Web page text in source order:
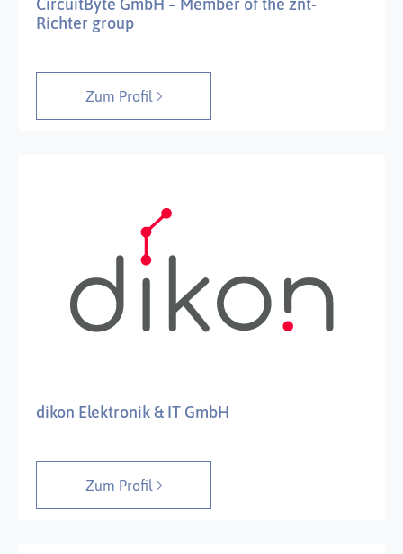
CircuitByte GmbH – Member of the znt-
Richter group
Zum Profil
dikon Elektronik & IT GmbH
Zum Profil